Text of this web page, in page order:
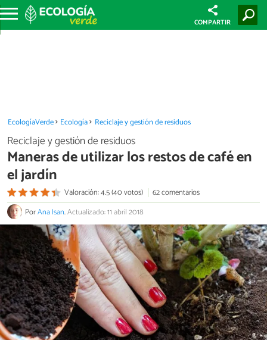
COMPARTIR
EcologíaVerde Ecología Reciclaje y gestión de residuos
Reciclaje y gestión de residuos
Maneras de utilizar los restos de café en
el jardín
Valoración: 4.5 (40 votos)
62 comentarios
PorAna Isan.Actualizado: 11 abril 2018